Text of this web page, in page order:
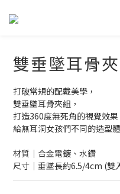
雙垂墜耳骨
打破常規的配戴美學，
雙垂墜耳骨夾組，
打造360度無死角的視覺效果
給無耳洞女孩們不同的造型
材質│合金電鍍、水鑽
尺寸│垂墜長約6.5/4cm (雙